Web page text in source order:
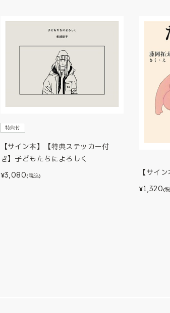
特典付
【サイン本】【特典ステッカー付
き】子どもたちによろしく
¥3,080(税込) 【サイ
¥1,320(